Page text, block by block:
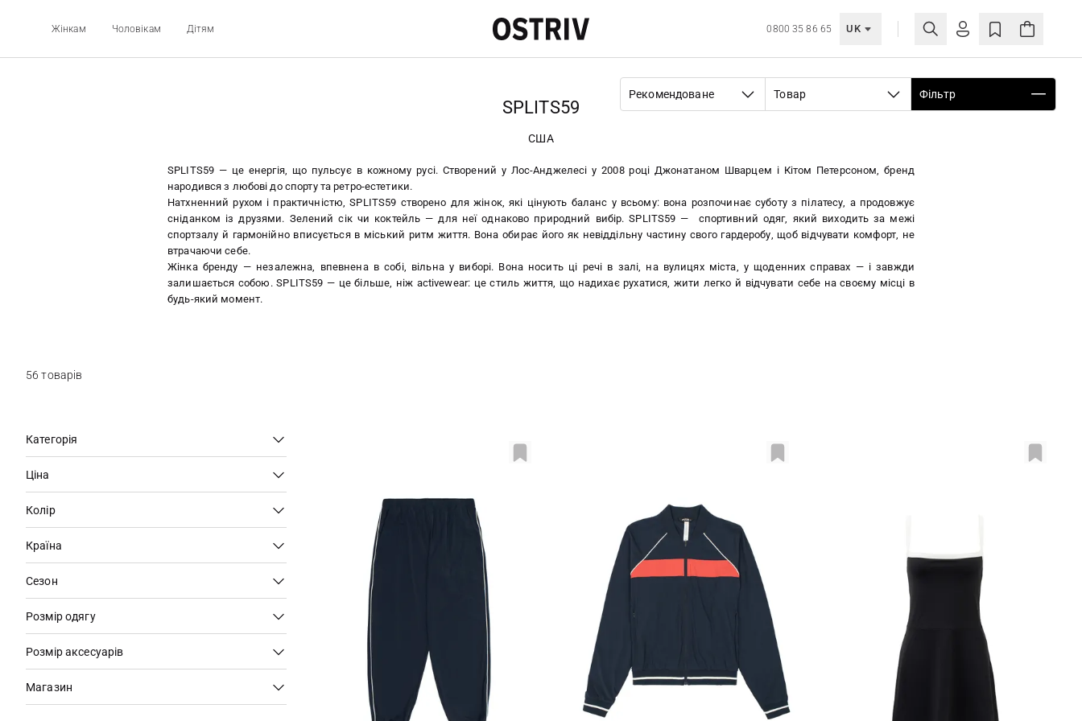
Жінкам Чоловікам Дітям 0800 35 86 65 UK
МОЯ ОБЛІКІВКА
СТВОРИТИ ОБЛІКІВКУ
SPLITS59
США
SPLITS59 — це енергія, що пульсує в кожному русі. Створений у Лос-Анджелесі у 2008 році Джонатаном Шварцем і Кітом Петерсоном, бренд
народився з любові до спорту та ретро-естетики.
Натхненний рухом і практичністю, SPLITS59 створено для жінок, які цінують баланс у всьому: вона розпочинає суботу з пілатесу, а продовжує
сніданком із друзями. Зелений сік чи коктейль — для неї однаково природний вибір. SPLITS59 — спортивний одяг, який виходить за межі
спортзалу й гармонійно вписується в міський ритм життя. Вона обирає його як невіддільну частину свого гардеробу, щоб відчувати комфорт, не
втрачаючи себе.
Жінка бренду — незалежна, впевнена в собі, вільна у виборі. Вона носить ці речі в залі, на вулицях міста, у щоденних справах — і завжди
залишається собою. SPLITS59 — це більше, ніж activewear: це стиль життя, що надихає рухатися, жити легко й відчувати себе на своєму місці в
будь-який момент.
56 товарів
Рекомендоване Товар Фільтр
Категорія
Ціна
Колір
Країна
Сезон
Розмір одягу
Розмір аксесуарів
Магазин